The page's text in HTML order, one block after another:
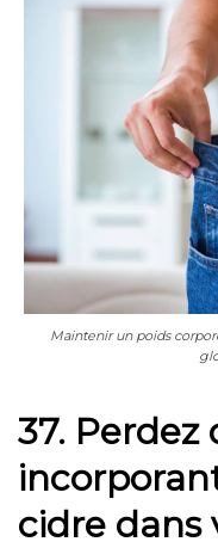
Maintenir un poids
37. Perdez
cidre dans